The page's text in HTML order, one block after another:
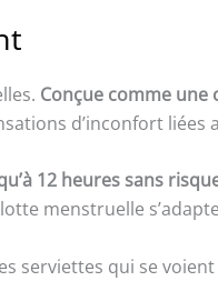
Conçue comme une
d’inconfort
12 heures sans
menstruelle
serviettes qui se